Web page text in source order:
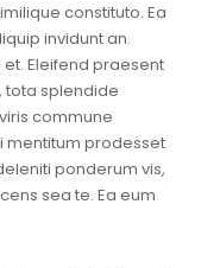
constituto. Ea
invidunt an.
Eleifend praesent
tota splendide
commune
mentitum prodesset
ponderum vis,
sea te. Ea eum